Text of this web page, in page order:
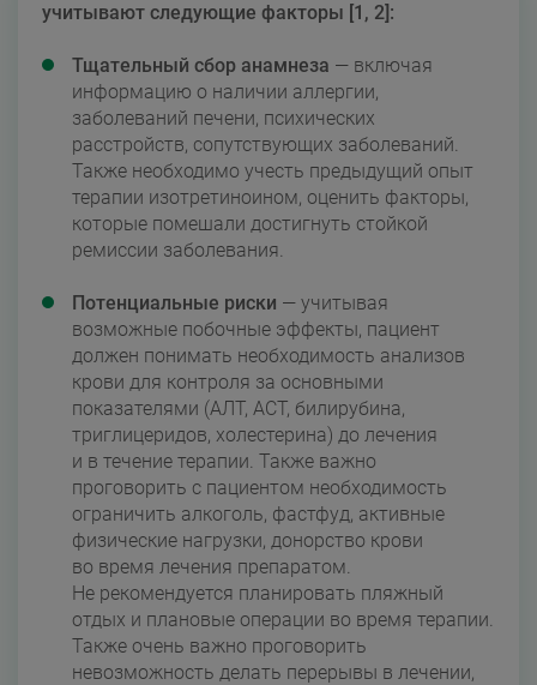
учитывают следующие факторы [1, 2]:
Тщательный сбор анамнеза — включая
информацию о наличии аллергии,
заболеваний печени, психических
расстройств, сопутствующих заболеваний.
Также необходимо учесть предыдущий опыт
терапии изотретиноином, оценить факторы,
которые помешали достигнуть стойкой
ремиссии заболевания.
Потенциальные риски — учитывая
возможные побочные эффекты, пациент
должен понимать необходимость анализов
крови для контроля за основными
показателями (АЛТ, АСТ, билирубина,
триглицеридов, холестерина) до лечения
и в течение терапии. Также важно
проговорить с пациентом необходимость
ограничить алкоголь, фастфуд, активные
физические нагрузки, донорство крови
во время лечения препаратом.
Не рекомендуется планировать пляжный
отдых и плановые операции во время терапии.
Также очень важно проговорить
невозможность делать перерывы в лечении,